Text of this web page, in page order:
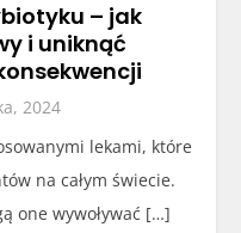
– jak
i uniknąć
2024
lekami, które
na całym świecie.
one wywoływać […]